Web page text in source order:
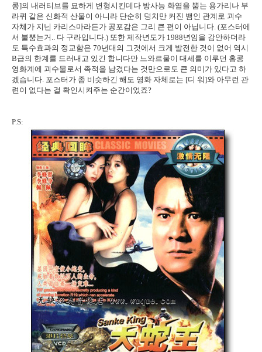
콩]의 내러티브를 묘하게 변형시킨데다 방사능 화염을 뿜는 용가리나 부
라퀴 같은 신화적 산물이 아니라 단순히 덩치만 커진 뱀인 관계로 괴수
자체가 지닌 카리스마라든가 공포감은 그리 큰 편이 아닙니다. (포스터에
서 불뿜는거.. 다 구라입니다.) 또한 제작년도가 1988년임을 감안하더라
도 특수효과의 정교함은 70년대의 그것에서 크게 발전한 것이 없어 역시
B급의 한계를 드러내고 있긴 합니다만 느와르물이 대세를 이루던 홍콩
영화계에 괴수물로서 족적을 남겼다는 것만으로도 큰 의미가 있다고 하
겠습니다. 포스터가 좀 비슷하긴 해도 영화 자체로는 [디 워]와 아무런 관
련이 없다는 걸 확인시켜주는 순간이었죠?
P.S: